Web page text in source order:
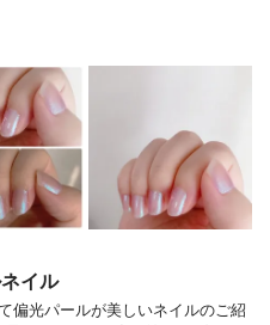
イル
偏光パールが美しいネイルのご紹